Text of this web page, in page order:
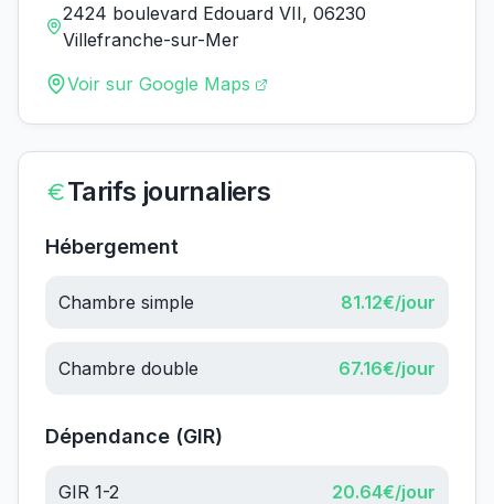
2424 boulevard Edouard VII, 06230
Villefranche-sur-Mer
Voir sur Google Maps
Tarifs journaliers
Hébergement
Chambre simple 81.12€/jour
Chambre double 67.16€/jour
Dépendance (GIR)
GIR 1-2 20.64€/jour